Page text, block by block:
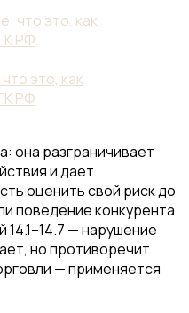
это, как
РФ
она разграничивает
и дает
оценить свой риск до
поведение конкурента
14.1–14.7 — нарушение
но противоречит
— применяется